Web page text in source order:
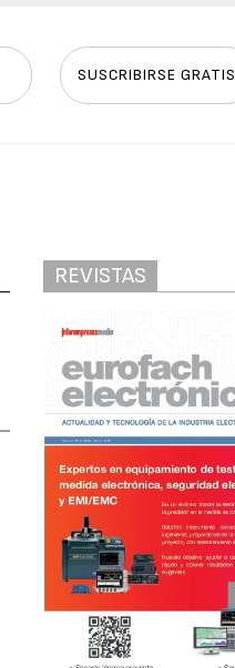
SUSCRIBIRSE GRATIS
REVISTAS